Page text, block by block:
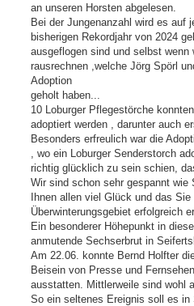
an unseren Horsten abgelesen.
Bei der Jungenanzahl wird es auf
bisherigen Rekordjahr von 2024
ausgeflogen sind und selbst
rausrechnen ,welche Jörg Spörl
Adoption
geholt haben...
10 Loburger Pflegestörche
adoptiert werden , darunter auch
Besonders erfreulich war die
, wo ein Loburger Senderstorch
richtig glücklich zu sein schien,
Wir sind schon sehr gespannt wie
Ihnen allen viel Glück und das
Überwinterungsgebiet erfolgreich
Ein besonderer Höhepunkt in
anmutende Sechserbrut in
Am 22.06. konnte Bernd Holfter
Beisein von Presse und
ausstatten. Mittlerweile sind wohl
So ein seltenes Ereignis soll es